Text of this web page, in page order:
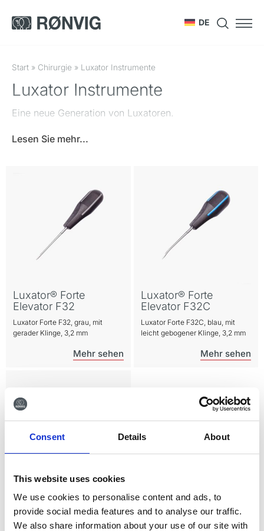
Consent Details About
This website uses cookies
We use cookies to personalise content and ads, to
provide social media features and to analyse our traffic.
We also share information about your use of our site with
DE
Start » Chirurgie » Luxator Instrumente
Luxator Instrumente
Eine neue Generation von Luxatoren.
Lesen Sie mehr...
Luxator® Forte
Elevator F32
Luxator Forte F32, grau, mit
gerader Klinge, 3,2 mm
Luxator® Forte
Elevator F32C
Luxator Forte F32C, blau, mit
leicht gebogener Klinge, 3,2 mm
Luxator® P Serie
4er-Set, titanbeschichtetem
Edelstahl.